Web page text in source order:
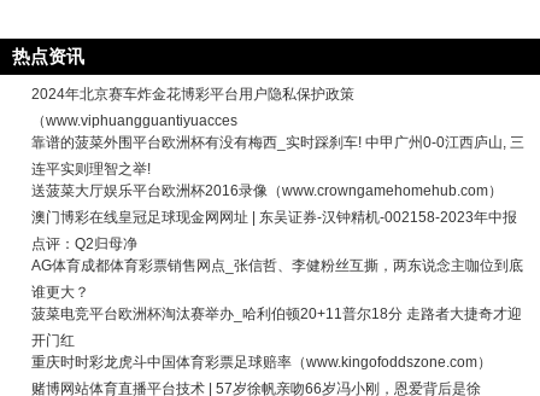
热点资讯
2024年北京赛车炸金花博彩平台用户隐私保护政策
（www.viphuangguantiyuacces
靠谱的菠菜外围平台欧洲杯有没有梅西_实时踩刹车! 中甲广州0-0江西庐山, 三
连平实则理智之举!
送菠菜大厅娱乐平台欧洲杯2016录像（www.crowngamehomehub.com）
澳门博彩在线皇冠足球现金网网址 | 东吴证券-汉钟精机-002158-2023年中报
点评：Q2归母净
AG体育成都体育彩票销售网点_张信哲、李健粉丝互撕，两东说念主咖位到底
谁更大？
菠菜电竞平台欧洲杯淘汰赛举办_哈利伯顿20+11普尔18分 走路者大捷奇才迎
开门红
重庆时时彩龙虎斗中国体育彩票足球赔率（www.kingofoddszone.com）
赌博网站体育直播平台技术 | 57岁徐帆亲吻66岁冯小刚，恩爱背后是徐